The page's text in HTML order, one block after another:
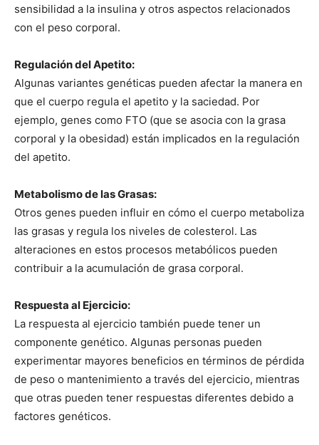
sensibilidad a la insulina y otros aspectos relacionados
con el peso corporal.
Regulación del Apetito:
Algunas variantes genéticas pueden afectar la manera en
que el cuerpo regula el apetito y la saciedad. Por
ejemplo, genes como FTO (que se asocia con la grasa
corporal y la obesidad) están implicados en la regulación
del apetito.
Metabolismo de las Grasas:
Otros genes pueden influir en cómo el cuerpo metaboliza
las grasas y regula los niveles de colesterol. Las
alteraciones en estos procesos metabólicos pueden
contribuir a la acumulación de grasa corporal.
Respuesta al Ejercicio:
La respuesta al ejercicio también puede tener un
componente genético. Algunas personas pueden
experimentar mayores beneficios en términos de pérdida
de peso o mantenimiento a través del ejercicio, mientras
que otras pueden tener respuestas diferentes debido a
factores genéticos.